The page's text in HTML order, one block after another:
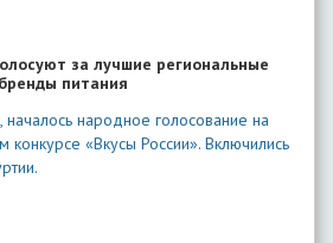
за лучшие региональные
питания
началось народное голосование на
«Вкусы России». Включились